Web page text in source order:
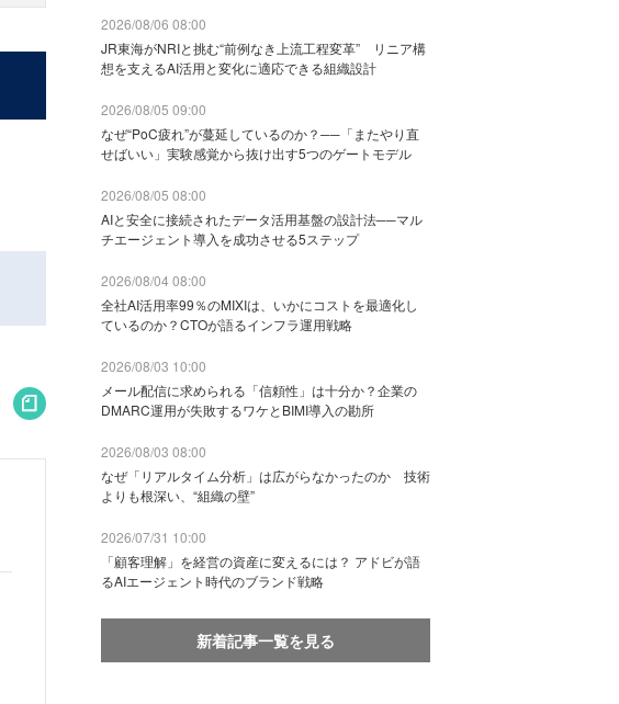
2026/08/06 08:00
JR東海がNRIと挑む“前例なき上流工程変革” リニア構
想を支えるAI活用と変化に適応できる組織設計
2026/08/05 09:00
なぜ“PoC疲れ”が蔓延しているのか？──「またやり直
せばいい」実験感覚から抜け出す5つのゲートモデル
2026/08/05 08:00
AIと安全に接続されたデータ活用基盤の設計法──マル
チエージェント導入を成功させる5ステップ
2026/08/04 08:00
全社AI活用率99％のMIXIは、いかにコストを最適化し
ているのか？CTOが語るインフラ運用戦略
2026/08/03 10:00
メール配信に求められる「信頼性」は十分か？企業の
DMARC運用が失敗するワケとBIMI導入の勘所
2026/08/03 08:00
なぜ「リアルタイム分析」は広がらなかったのか 技術
よりも根深い、“組織の壁”
2026/07/31 10:00
「顧客理解」を経営の資産に変えるには？ アドビが語
るAIエージェント時代のブランド戦略
新着記事一覧を見る